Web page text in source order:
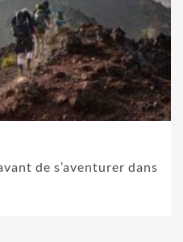
de s’aventurer dans